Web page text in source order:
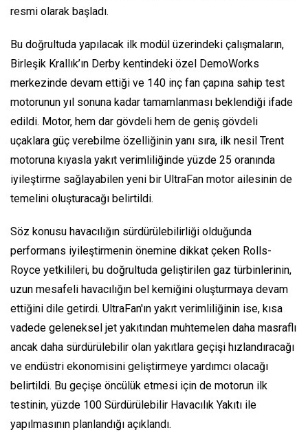
resmi olarak başladı.
Bu doğrultuda yapılacak ilk modül üzerindeki çalışmaların,
Birleşik Krallık’ın Derby kentindeki özel DemoWorks
merkezinde devam ettiği ve 140 inç fan çapına sahip test
motorunun yıl sonuna kadar tamamlanması beklendiği ifade
edildi. Motor, hem dar gövdeli hem de geniş gövdeli
uçaklara güç verebilme özelliğinin yanı sıra, ilk nesil Trent
motoruna kıyasla yakıt verimliliğinde yüzde 25 oranında
iyileştirme sağlayabilen yeni bir UltraFan motor ailesinin de
temelini oluşturacağı belirtildi.
Söz konusu havacılığın sürdürülebilirliği olduğunda
performans iyileştirmenin önemine dikkat çeken Rolls-
Royce yetkilileri, bu doğrultuda geliştirilen gaz türbinlerinin,
uzun mesafeli havacılığın bel kemiğini oluşturmaya devam
ettiğini dile getirdi. UltraFan'ın yakıt verimliliğinin ise, kısa
vadede geleneksel jet yakıtından muhtemelen daha masraflı
ancak daha sürdürülebilir olan yakıtlara geçişi hızlandıracağı
ve endüstri ekonomisini geliştirmeye yardımcı olacağı
belirtildi. Bu geçişe öncülük etmesi için de motorun ilk
testinin, yüzde 100 Sürdürülebilir Havacılık Yakıtı ile
yapılmasının planlandığı açıklandı.